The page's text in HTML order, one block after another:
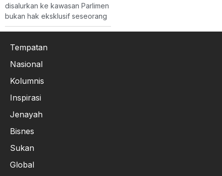
disalurkan ke kawasan Parlimen
bukan hak eksklusif seseorang
Tempatan
Nasional
Kolumnis
Inspirasi
Jenayah
Bisnes
Sukan
Global